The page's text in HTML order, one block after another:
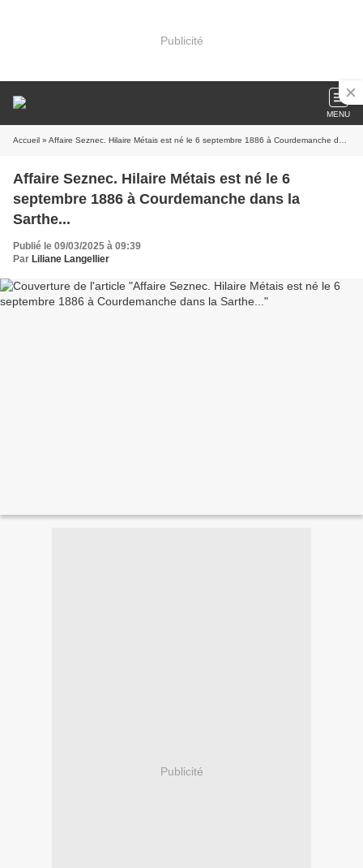
Publicité
MENU
Accueil » Affaire Seznec. Hilaire Métais est né le 6 septembre 1886 à Courdemanche dans la Sarthe...
Affaire Seznec. Hilaire Métais est né le 6
septembre 1886 à Courdemanche dans la
Sarthe...
Publié le 09/03/2025 à 09:39
Par Liliane Langellier
Publicité